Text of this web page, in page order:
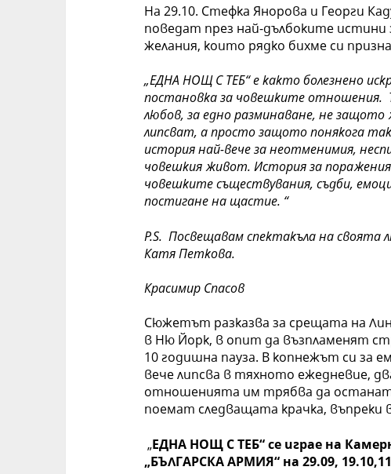
На 29.10. Стефка Янорова и Георги
поведат през най-дълбоките истини
желания, които рядко бихме си
„ЕДНА НОЩ С ТЕБ“ е кактоболезнено
постановка за човешките отношения.
любов, за едно разминаване, не
липсват, а просто защото понякога
история най-вече за неотменимия,
човешкия живот. История за
човешките съществувания, съдби,
постигане на щастие. “
P.S. Посвещавам спектакъла насвоята
Катя Петкова.
Красимир Спасов
Сюжетът разказва за срещата на
в Ню Йорк, в опит да възпламенят
10 годишна пауза. В копнежът си за
вече липсва в тяхното ежедневие,
отношенията им трябва да останат
поемат следващата крачка, въпреки
„ЕДНА НОЩ С ТЕБ“ се играе на
„БЪЛГАРСКА АРМИЯ“ на 29.09,